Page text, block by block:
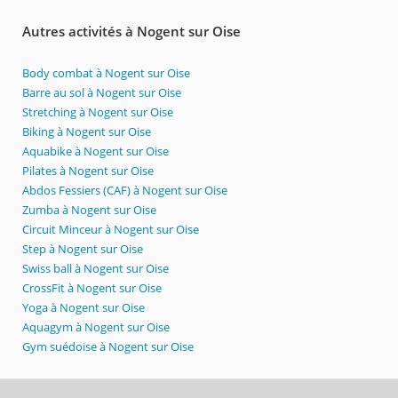
Autres activités à Nogent sur Oise
Body combat à Nogent sur Oise
Barre au sol à Nogent sur Oise
Stretching à Nogent sur Oise
Biking à Nogent sur Oise
Aquabike à Nogent sur Oise
Pilates à Nogent sur Oise
Abdos Fessiers (CAF) à Nogent sur Oise
Zumba à Nogent sur Oise
Circuit Minceur à Nogent sur Oise
Step à Nogent sur Oise
Swiss ball à Nogent sur Oise
CrossFit à Nogent sur Oise
Yoga à Nogent sur Oise
Aquagym à Nogent sur Oise
Gym suédoise à Nogent sur Oise